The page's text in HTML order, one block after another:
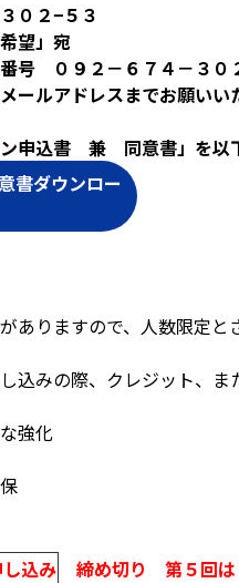
０２−５３
望」宛
号 ０９２－６７４－３０
ールアドレスまでお願い
込書 兼 同意書」を以下
ダウンロー
ありますので、人数限定と
込みの際、クレジット、ま
強化
込み
締め切り 第５回は